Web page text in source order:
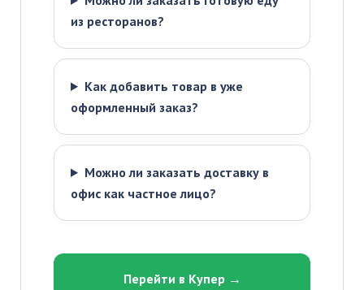
из ресторанов?
Как добавить товар в уже
оформленный заказ?
Можно ли заказать доставку в
офис как частное лицо?
Перейти в Купер →